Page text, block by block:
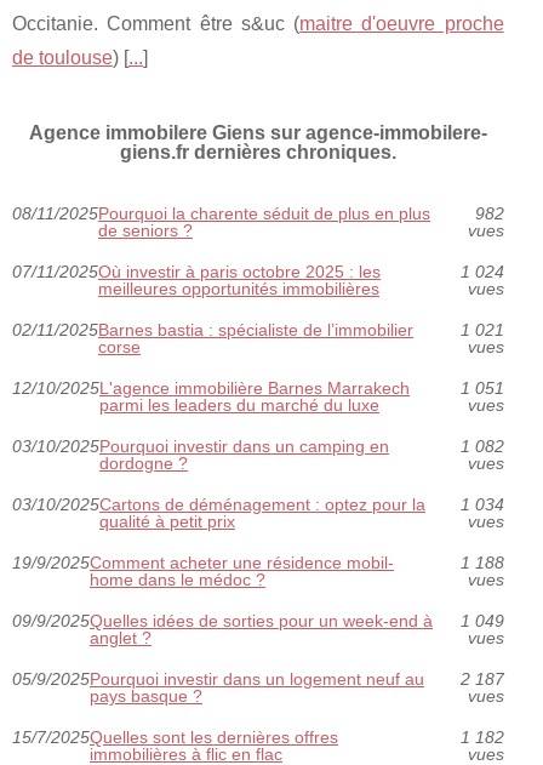
Occitanie. Comment être s&uc (maitre d'oeuvre proche
de toulouse) [...]
Agence immobilere Giens sur agence-immobilere-
giens.fr dernières chroniques.
08/11/2025Pourquoi la charente séduit de plus en plus
de seniors ?
982
vues
07/11/2025Où investir à paris octobre 2025 : les
meilleures opportunités immobilières
1 024
vues
02/11/2025Barnes bastia : spécialiste de l’immobilier
corse
1 021
vues
12/10/2025L'agence immobilière Barnes Marrakech
parmi les leaders du marché du luxe
1 051
vues
03/10/2025Pourquoi investir dans un camping en
dordogne ?
1 082
vues
03/10/2025Cartons de déménagement : optez pour la
qualité à petit prix
1 034
vues
19/9/2025Comment acheter une résidence mobil-
home dans le médoc ?
1 188
vues
09/9/2025Quelles idées de sorties pour un week-end à
anglet ?
1 049
vues
05/9/2025Pourquoi investir dans un logement neuf au
pays basque ?
2 187
vues
15/7/2025Quelles sont les dernières offres
immobilières à flic en flac
1 182
vues